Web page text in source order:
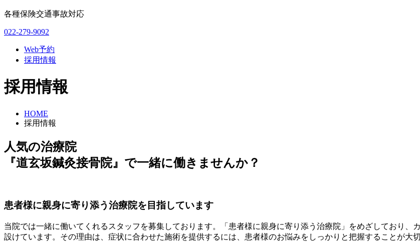
各種保険交通事故対応
022-279-9092
Web予約
採用情報
採用情報
HOME
採用情報
人気の治療院
『道玄坂鍼灸接骨院』で一緒に働きませんか？
患者様に親身に寄り添う治療院を目指しています
当院では一緒に働いてくれるスタッフを募集しております。「患者様に親身に寄り添う治療院」をめざしており、
設けています。その理由は、症状に合わせた施術を提供するには、患者様のお悩みをしっかりと把握することが大